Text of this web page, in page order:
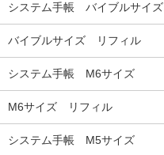
システム手帳 バイブルサイズ
バイブルサイズ リフィル
システム手帳 M6サイズ
M6サイズ リフィル
システム手帳 M5サイズ